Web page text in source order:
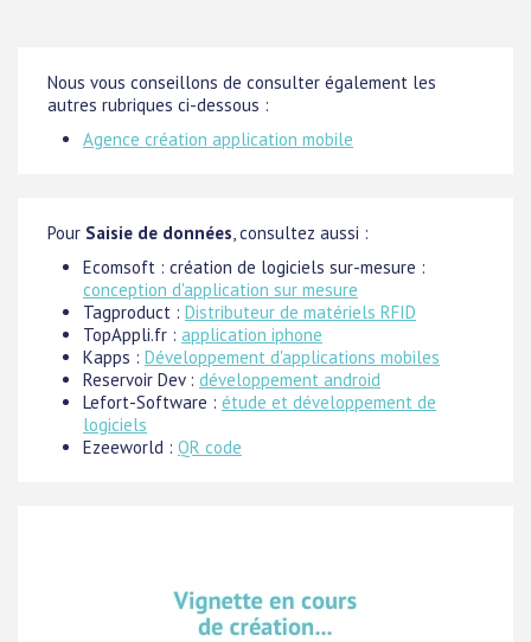
Nous vous conseillons de consulter également les
autres rubriques ci-dessous :
Agence création application mobile
Pour Saisie de données, consultez aussi :
Ecomsoft : création de logiciels sur-mesure :
conception d'application sur mesure
Tagproduct : Distributeur de matériels RFID
TopAppli.fr : application iphone
Kapps : Développement d'applications mobiles
Reservoir Dev : développement android
Lefort-Software : étude et développement de
logiciels
Ezeeworld : QR code